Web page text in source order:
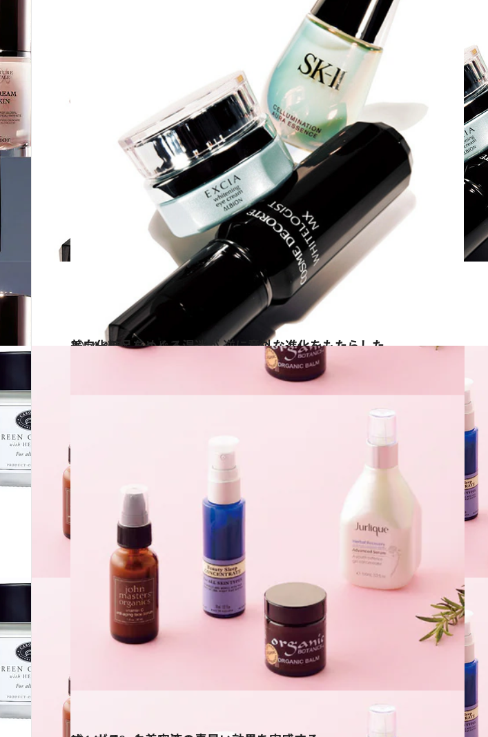
2014.2.20
美白化粧品をめぐる混迷が 逆に意外な進化をもたらした
ビューティ＆ヘルス